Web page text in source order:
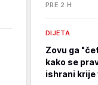
PRE 2 H
DIJETA
Zovu ga
kako se
ishrani krije